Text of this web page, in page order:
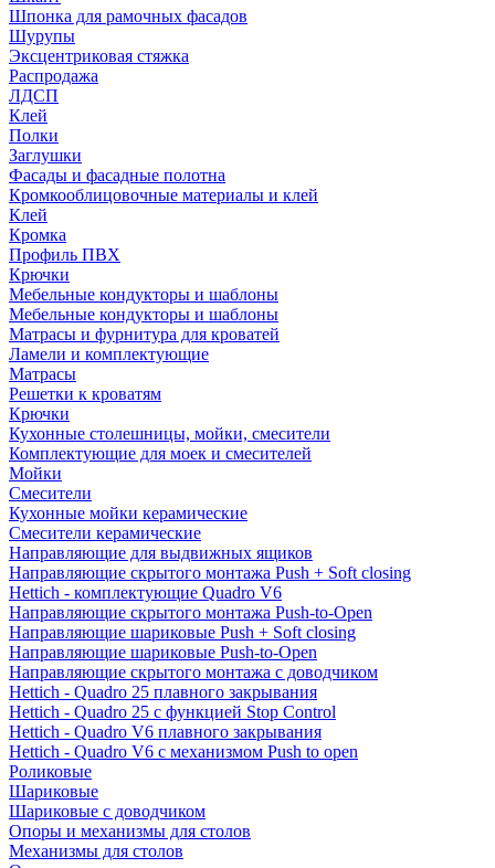
Шпонка для рамочных фасадов
Шурупы
Эксцентриковая стяжка
Распродажа
ЛДСП
Клей
Полки
Заглушки
Фасады и фасадные полотна
Кромкооблицовочные материалы и клей
Клей
Кромка
Профиль ПВХ
Крючки
Мебельные кондукторы и шаблоны
Мебельные кондукторы и шаблоны
Матрасы и фурнитура для кроватей
Ламели и комплектующие
Матрасы
Решетки к кроватям
Крючки
Кухонные столешницы, мойки, смесители
Комплектующие для моек и смесителей
Мойки
Смесители
Кухонные мойки керамические
Смесители керамические
Направляющие для выдвижных ящиков
Направляющие скрытого монтажа Push + Soft closing
Hettich - комплектующие Quadro V6
Направляющие скрытого монтажа Push-to-Open
Направляющие шариковые Push + Soft closing
Направляющие шариковые Push-to-Open
Направляющие скрытого монтажа с доводчиком
Hettich - Quadro 25 плавного закрывания
Hettich - Quadro 25 с функцией Stop Control
Hettich - Quadro V6 плавного закрывания
Hettich - Quadro V6 с механизмом Push to open
Роликовые
Шариковые
Шариковые с доводчиком
Опоры и механизмы для столов
Механизмы для столов